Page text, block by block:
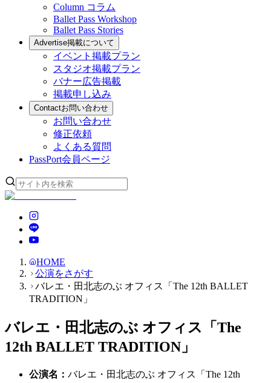
Column コラム
Ballet Pass Workshop
Ballet Pass Stories
Advertise掲載について
イベント掲載プラン
スタジオ掲載プラン
バナー広告掲載
掲載申し込み
Contactお問い合わせ
お問い合わせ
修正依頼
よくある質問
PassPort会員ページ
HOME
公演をさがす
バレエ・田北志のぶ オフィス「The 12th BALLET
TRADITION」
バレエ・田北志のぶ オフィス「The
12th BALLET TRADITION」
公演名 ： バレエ・田北志のぶ オフィス「The 12th